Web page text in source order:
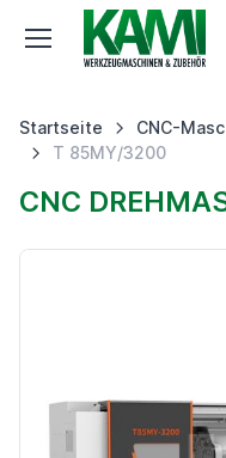
Startseite CNC-
T 85MY/3200
CNC